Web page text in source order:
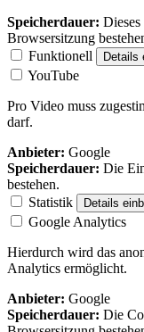
Speicherdauer:
Browsersitzung
Funktionell
Details
YouTube
Pro Video muss
darf.
Anbieter: Google
Speicherdauer: Die
bestehen.
Statistik
Details
Google Analytics
Hierdurch wird das
Analytics ermöglicht.
Anbieter: Google
Speicherdauer: Die